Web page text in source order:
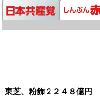
東芝、粉飾２２４８億円